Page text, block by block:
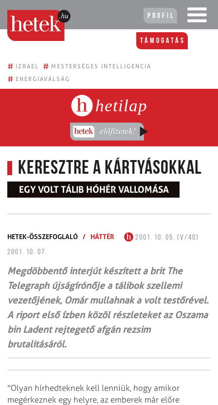
Profil
Támogatás
# IZRAEL # MESTERSÉGES INTELLIGENCIA
# ENERGIAVÁLSÁG
hetilap
Keresztre a kártyásokkal
EGY VOLT TÁLIB HÓHÉR VALLOMÁSA
HETEK-ÖSSZEFOGLALÓ / HÁTTÉR
2001. 10. 05. (V/40)
2001. 10. 07.
Megdöbbentő interjút készített a brit The
Telegraph újságírónője a tálibok szellemi
vezetőjének, Omár mullahnak a volt testőrével.
A riport első ízben közöl részleteket az Oszama
bin Ladent rejtegető afgán rezsim
brutalitásáról.
"Olyan hírhedteknek kell lenniük, hogy amikor
megérkeznek egy helyre, az emberek már előre